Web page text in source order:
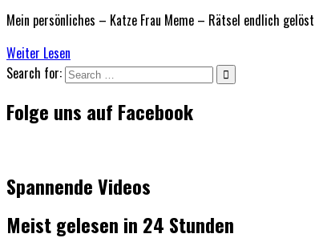
Mein persönliches – Katze Frau Meme – Rätsel endlich
Weiter Lesen
Search for:
Folge uns auf Facebook
Spannende Videos
Meist gelesen in 24 Stunden